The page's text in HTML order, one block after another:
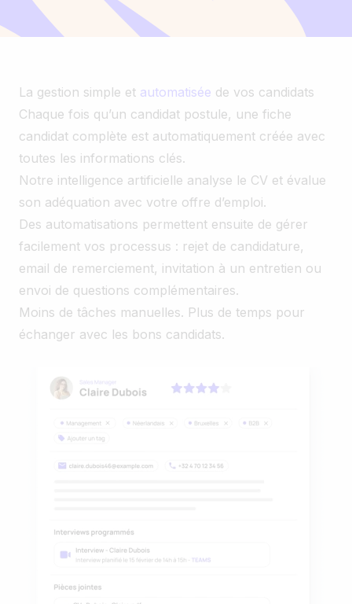
La gestion simple et automatisée de vos candidats
Chaque fois qu’un candidat postule, une fiche
candidat complète est automatiquement créée avec
toutes les informations clés.
Notre intelligence artificielle analyse le CV et évalue
son adéquation avec votre offre d’emploi.
Des automatisations permettent ensuite de gérer
facilement vos processus : rejet de candidature,
email de remerciement, invitation à un entretien ou
envoi de questions complémentaires.
Moins de tâches manuelles. Plus de temps pour
échanger avec les bons candidats.